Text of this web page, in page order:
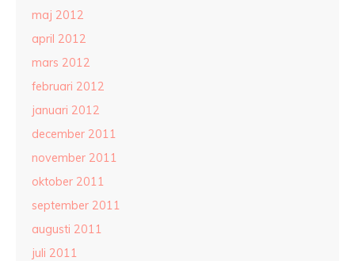
maj 2012
april 2012
mars 2012
februari 2012
januari 2012
december 2011
november 2011
oktober 2011
september 2011
augusti 2011
juli 2011